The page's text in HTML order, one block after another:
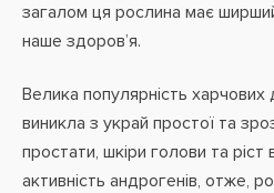
загалом ця рослина має
наше здоров’я.
Велика популярність
виникла з украй простої та
простати, шкіри голови та
активність андрогенів, отже,